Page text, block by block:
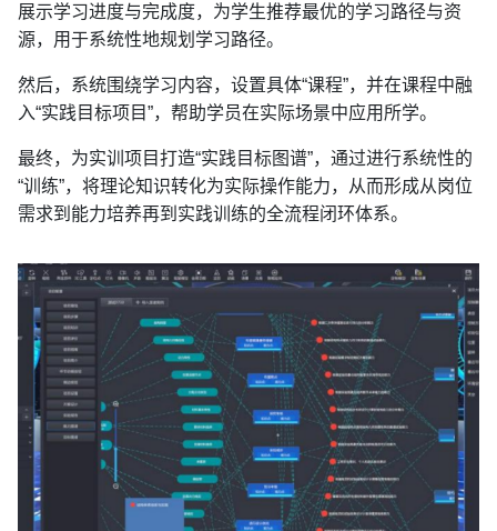
展示学习进度与完成度，为学生推荐最优的学习路径与资
源，用于系统性地规划学习路径。
然后，系统围绕学习内容，设置具体“课程”，并在课程中融
入“实践目标项目”，帮助学员在实际场景中应用所学。
最终，为实训项目打造“实践目标图谱”，通过进行系统性的
“训练”，将理论知识转化为实际操作能力，从而形成从岗位
需求到能力培养再到实践训练的全流程闭环体系。